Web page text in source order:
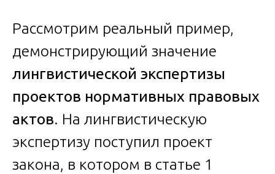
Рассмотрим реальный пример,
демонстрирующий значение
лингвистической экспертизы
проектов нормативных правовых
актов. На лингвистическую
экспертизу поступил проект
закона, в котором в статье 1